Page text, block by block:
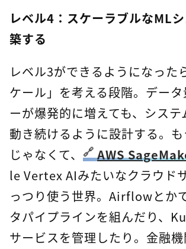
レベル4：スケーラブルなML
築する
レベル3ができるようになった
ケール」を考える段階。デー
ーが爆発的に増えても、システ
動き続けるように設計する。
じゃなくて、
AWS
le Vertex AIみたいなクラウド
っつり使う世界。Airflowとか
タパイプラインを組んだり、
サービスを管理したり。金融